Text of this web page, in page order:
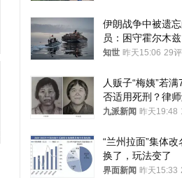
伊朗战争中被遗
员：困守霍尔木兹
知世 昨天15:06 29
人贩子“梅姨”若
否适用死刑？律师
大概率不会被判
九派新闻 昨天19:48
“兰州拉面”集体
换了，玩法变了
界面新闻 昨天15:33